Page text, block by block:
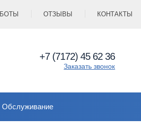
ОТЗЫВЫ КОНТАКТЫ
+7 (7172) 45 62 36
Заказать звонок
Обслуживание